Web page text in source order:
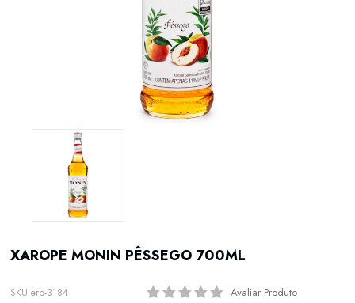
XAROPE MONIN PÊSSEGO 700ML
SKU erp-3184 Avaliar Produto